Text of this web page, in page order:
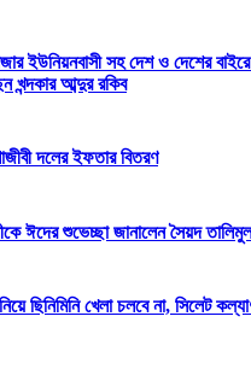
ইউনিয়নবাসী সহ দেশ ও দেশের
খন্দকার আব্দুর রকিব
দলের ইফতার বিতরণ
ঈদের শুভেচ্ছা জানালেন সৈয়দ
ছিনিমিনি খেলা চলবে না, সিলেট